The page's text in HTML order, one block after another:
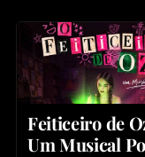
Feiticeiro de
Um Musical